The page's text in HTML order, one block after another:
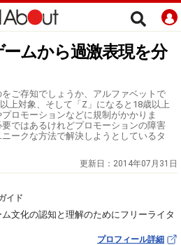
ムから過激表現を分
ご存知でしょうか、アルファベットで
上対象、そして「Z」になると18歳以上
ロモーションなどに規制がかかりま
ではあるけれどプロモーションの障害
ークな方法で解決しようとしているタ
更新日： 2014年07月31日
イド
文化の認知と理解のためにフリーライタ
プロフィール詳細